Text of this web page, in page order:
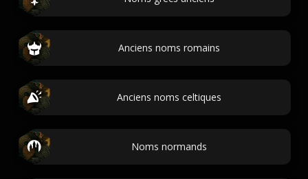
Anciens noms romains
Anciens noms celtiques
Noms normands